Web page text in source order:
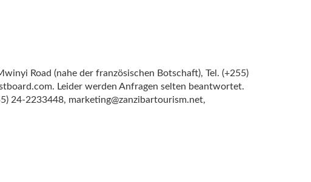
Road (nahe der französischen Botschaft), Tel. (+255)
Leider werden Anfragen selten beantwortet.
24-2233448, marketing@zanzibartourism.net,